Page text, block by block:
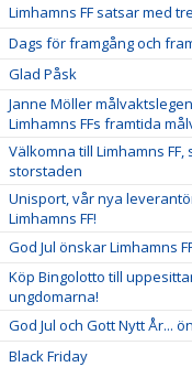
Limhamns FF satsar med
Dags för framgång och
Glad Påsk
Janne Möller
Limhamns FFs framtida
Välkomna till Limhamns
storstaden
Unisport, vår nya
Limhamns FF!
God Jul önskar Limhamns
Köp Bingolotto till
ungdomarna!
God Jul och Gott Nytt År...
Black Friday